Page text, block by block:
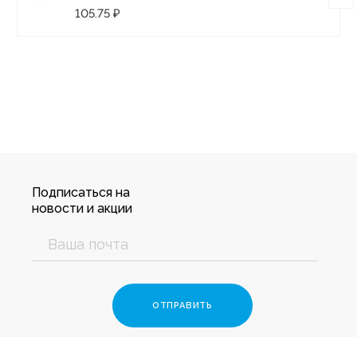
105.75 ₽
Подписаться на
новости и акции